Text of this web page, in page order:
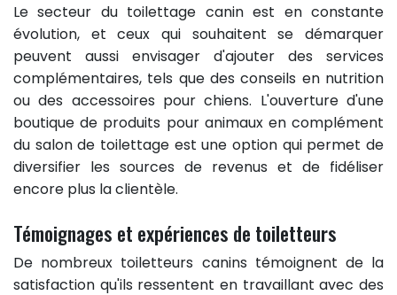
Le secteur du toilettage canin est en constante
évolution, et ceux qui souhaitent se démarquer
peuvent aussi envisager d'ajouter des services
complémentaires, tels que des conseils en nutrition
ou des accessoires pour chiens. L'ouverture d'une
boutique de produits pour animaux en complément
du salon de toilettage est une option qui permet de
diversifier les sources de revenus et de fidéliser
encore plus la clientèle.
Témoignages et expériences de toiletteurs
De nombreux toiletteurs canins témoignent de la
satisfaction qu'ils ressentent en travaillant avec des